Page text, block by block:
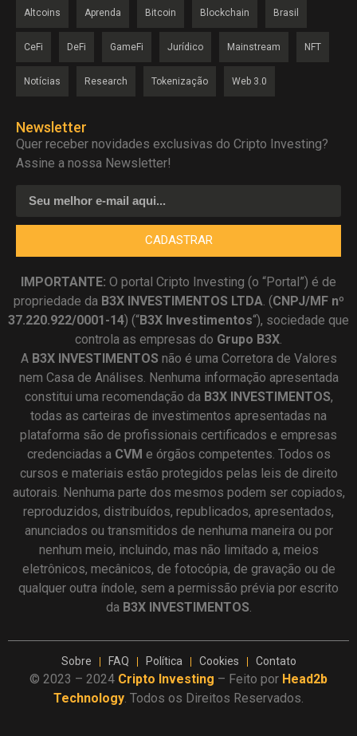
Altcoins Aprenda Bitcoin Blockchain Brasil
CeFi DeFi GameFi Jurídico Mainstream NFT
Notícias Research Tokenização Web 3.0
Newsletter
Quer receber novidades exclusivas do Cripto Investing?
Assine a nossa Newsletter!
CADASTRAR
IMPORTANTE: O portal Cripto Investing (o “Portal”) é de
propriedade da B3X INVESTIMENTOS LTDA . (CNPJ/MF nº
37.220.922/0001-14) (“B3X Investimentos“), sociedade que
controla as empresas do Grupo B3X
A B3X INVESTIMENTOS não é uma Corretora de Valores
nem Casa de Análises. Nenhuma informação apresentada
constitui uma recomendação da B3X INVESTIMENTOS,
todas as carteiras de investimentos apresentadas na
plataforma são de profissionais certificados e empresas
credenciadas a CVM e órgãos competentes. Todos os
cursos e materiais estão protegidos pelas leis de direito
autorais. Nenhuma parte dos mesmos podem ser copiados,
reproduzidos, distribuídos, republicados, apresentados,
anunciados ou transmitidos de nenhuma maneira ou por
nenhum meio, incluindo, mas não limitado a, meios
eletrônicos, mecânicos, de fotocópia, de gravação ou de
qualquer outra índole, sem a permissão prévia por escrito
da B3X INVESTIMENTOS
Sobre FAQ Política Cookies Contato
© 2023 – 2024 Cripto Investing – Feito por Head2b
Technology. Todos os Direitos Reservados.